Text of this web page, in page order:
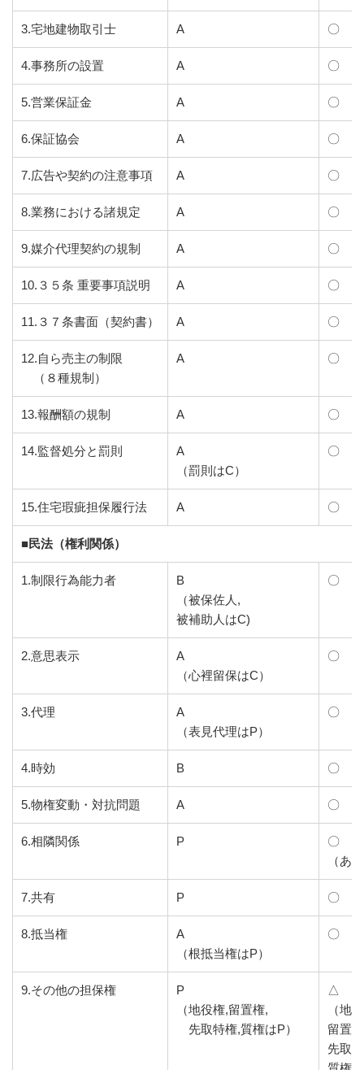
3.宅地建物取引士 A 〇
4.事務所の設置 A 〇
5.営業保証金 A 〇
6.保証協会 A 〇
7.広告や契約の注意事項 A 〇
8.業務における諸規定 A 〇
9.媒介代理契約の規制 A 〇
10.３５条 重要事項説明 A 〇
11.３７条書面（契約書） A 〇
12.自ら売主の制限
（８種規制）
A 〇
13.報酬額の規制 A 〇
14.監督処分と罰則
A
（罰則はC）
〇
15.住宅瑕疵担保履行法 A 〇
■民法（権利関係）
1.制限行為能力者
B
（被保佐人,
被補助人はC)
〇
2.意思表示
A
（心裡留保はC）
〇
3.代理
A
（表見代理はP）
〇
4.時効 B 〇
5.物権変動・対抗問題 A 〇
6.相隣関係 P
〇
（あ
7.共有 P 〇
8.抵当権
A
（根抵当権はP）
〇
9.その他の担保権
P
（地役権,留置権,
先取特権,質権はP）
△
（地
留置
先取